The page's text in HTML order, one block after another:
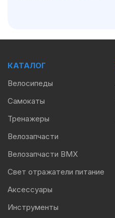
КАТАЛОГ
Велосипеды
Самокаты
Тренажеры
Велозапчасти
Велозапчасти BMX
Свет отражатели питание
Аксессуары
Инструменты